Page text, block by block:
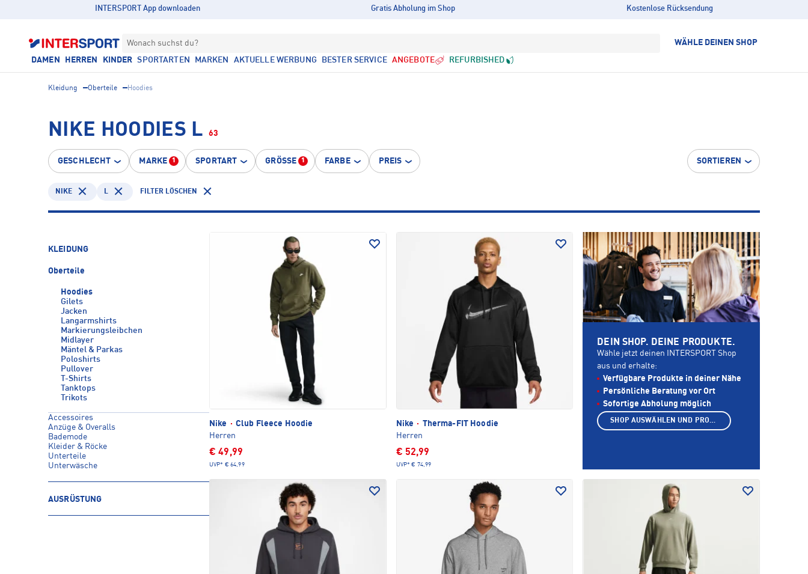
INTERSPORT App downloaden Gratis Abholung im Shop Kostenlose Rücksendung
Wonach suchst du? WÄHLE DEINEN SHOP
DAMEN HERREN KINDER SPORTARTEN MARKEN AKTUELLE WERBUNG BESTER SERVICE ANGEBOTE REFURBISHED
Kleidung Oberteile Hoodies
NIKE HOODIES L 63
GESCHLECHT MARKE 1 SPORTART GRÖSSE 1 FARBE PREIS SORTIEREN
NIKE L FILTER LÖSCHEN
KLEIDUNG
Oberteile
Hoodies
Gilets
Jacken
Langarmshirts
Markierungsleibchen
Midlayer
Mäntel & Parkas
Poloshirts
Pullover
T-Shirts
Tanktops
Trikots
Accessoires
Anzüge & Overalls
Bademode
Kleider & Röcke
Unterteile
Unterwäsche
AUSRÜSTUNG
Nike · Club Fleece Hoodie
Herren
€ 49,99
UVP* € 64,99
Nike · Therma-FIT Hoodie
Herren
€ 52,99
UVP* € 74,99
DEIN SHOP. DEINE PRODUKTE.
Wähle jetzt deinen INTERSPORT Shop
aus und erhalte:
Verfügbare Produkte in deiner Nähe
Persönliche Beratung vor Ort
Sofortige Abholung möglich
SHOP AUSWÄHLEN UND PRODUKTE ANZEIGEN